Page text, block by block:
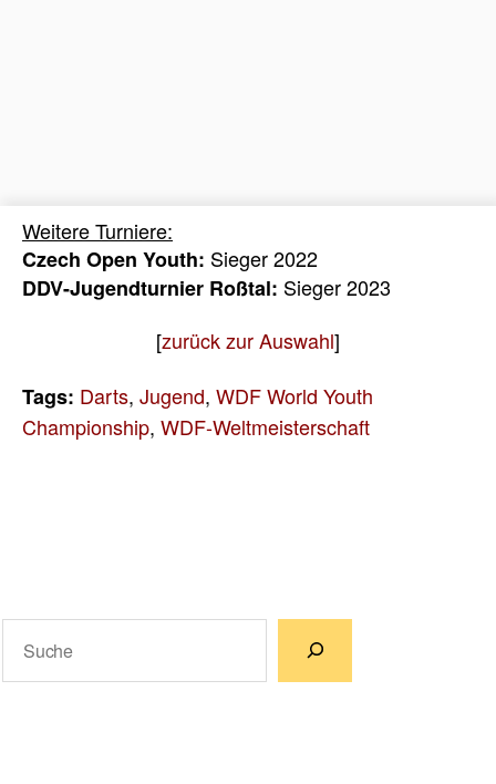
Weitere Turniere:
Czech Open Youth: Sieger 2022
DDV-Jugendturnier Roßtal: Sieger 2023
[zurück zur Auswahl]
Tags: Darts, Jugend, WDF World Youth
Championship, WDF-Weltmeisterschaft